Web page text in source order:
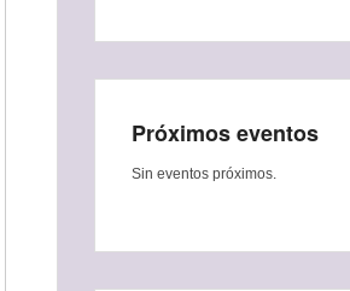
Próximos eventos
Sin eventos próximos.